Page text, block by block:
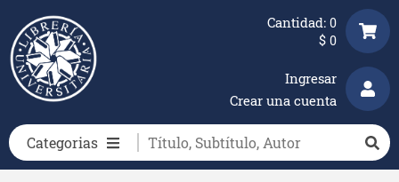
Categorias
Ingresar
Crear una cuenta
Cantidad: 0
$ 0